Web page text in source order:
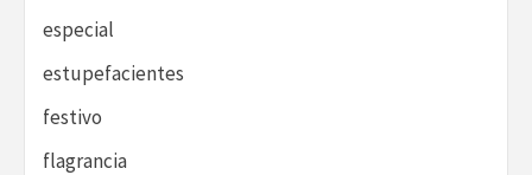
especial
estupefacientes
festivo
flagrancia